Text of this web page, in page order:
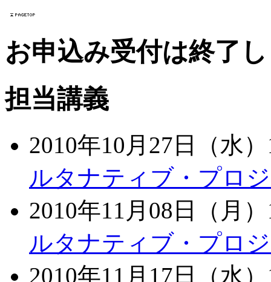
お申込み受付は終了
担当講義
2010年10月27日（水
ルタナティブ・プロ
2010年11月08日（月
ルタナティブ・プロ
2010年11月17日（水